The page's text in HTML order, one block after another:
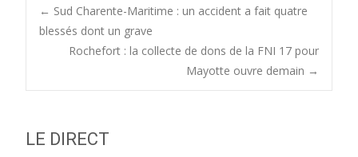
Post
navigation
← Sud Charente-Maritime : un accident a fait quatre
blessés dont un grave
Rochefort : la collecte de dons de la FNI 17 pour
Mayotte ouvre demain →
LE DIRECT